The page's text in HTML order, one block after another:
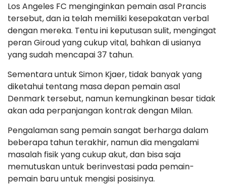
Los Angeles FC menginginkan pemain asal Prancis
tersebut, dan ia telah memiliki kesepakatan verbal
dengan mereka. Tentu ini keputusan sulit, mengingat
peran Giroud yang cukup vital, bahkan di usianya
yang sudah mencapai 37 tahun.
Sementara untuk Simon Kjaer, tidak banyak yang
diketahui tentang masa depan pemain asal
Denmark tersebut, namun kemungkinan besar tidak
akan ada perpanjangan kontrak dengan Milan.
Pengalaman sang pemain sangat berharga dalam
beberapa tahun terakhir, namun dia mengalami
masalah fisik yang cukup akut, dan bisa saja
memutuskan untuk berinvestasi pada pemain-
pemain baru untuk mengisi posisinya.